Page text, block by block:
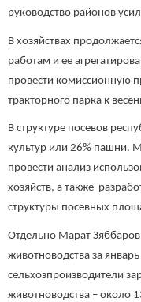
руководство районов
В хозяйствах
работам и ее
провести комиссионную
тракторного парка к
В структуре посевов
культур или 26% пашни.
провести анализ
хозяйств, а также
структуры посевных
Отдельно Марат Зяббаров
животноводства за
сельхозпроизводители
животноводства – около